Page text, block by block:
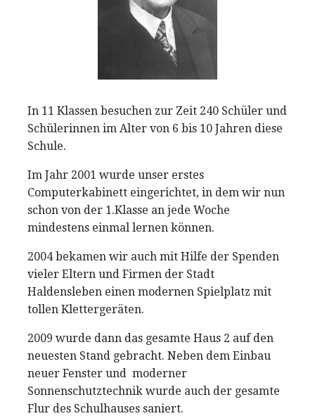
In 11 Klassen besuchen zur Zeit 240 Schüler und
Schülerinnen im Alter von 6 bis 10 Jahren diese
Schule.
Im Jahr 2001 wurde unser erstes
Computerkabinett eingerichtet, in dem wir nun
schon von der 1.Klasse an jede Woche
mindestens einmal lernen können.
2004 bekamen wir auch mit Hilfe der Spenden
vieler Eltern und Firmen der Stadt
Haldensleben einen modernen Spielplatz mit
tollen Klettergeräten.
2009 wurde dann das gesamte Haus 2 auf den
neuesten Stand gebracht. Neben dem Einbau
neuer Fenster und moderner
Sonnenschutztechnik wurde auch der gesamte
Flur des Schulhauses saniert.